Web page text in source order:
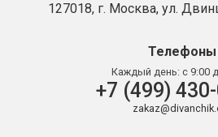
127018, г. Москва, ул.
Телефоны
Каждый день: с 9:00
+7 (499)